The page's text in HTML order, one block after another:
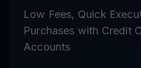
Low Fees, Quick
Purchases with Credit
Accounts